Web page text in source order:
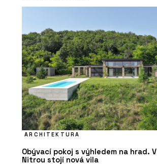
ARCHITEKTURA
Obývací pokoj s výhledem na hrad.
Nitrou stojí nová vila